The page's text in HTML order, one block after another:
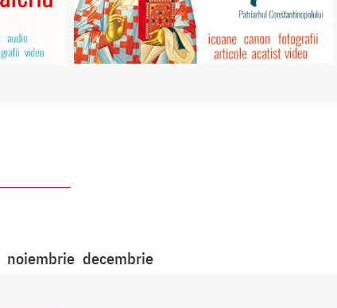
noiembrie decembrie